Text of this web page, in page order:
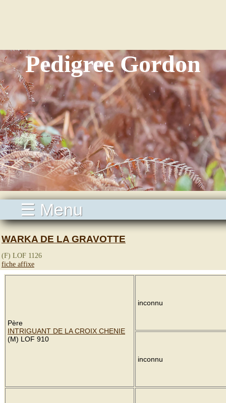
Pedigree Gordon
☰ Menu
WARKA DE LA GRAVOTTE
(F) LOF 1126
fiche affixe
Père
INTRIGUANT DE LA CROIX CHENIE
(M) LOF 910
inconnu
inconnu